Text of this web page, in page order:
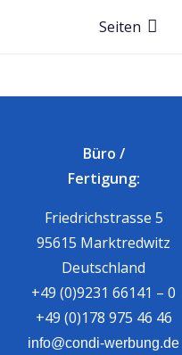
Seiten
Büro /
Fertigung:
Friedrichstrasse 5
95615 Marktredwitz
Deutschland
+49 (0)9231 66141 – 0
+49 (0)178 975 46 46
info@condi-werbung.de